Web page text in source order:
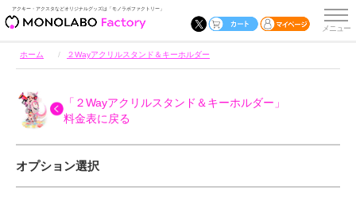
アクキー・アクスタなどオリジナルグッズは「モノラボファクトリー」
ホーム ２Wayアクリルスタンド＆キーホルダー
「２Wayアクリルスタンド＆キーホルダー」
料金表に戻る
オプション選択